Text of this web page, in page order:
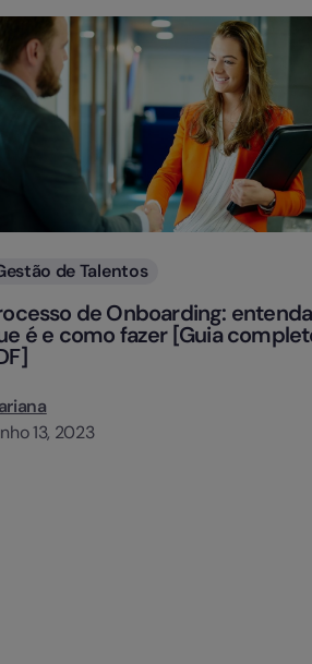
de Talentos
de Onboarding:
é e como fazer [Guia
13, 2023